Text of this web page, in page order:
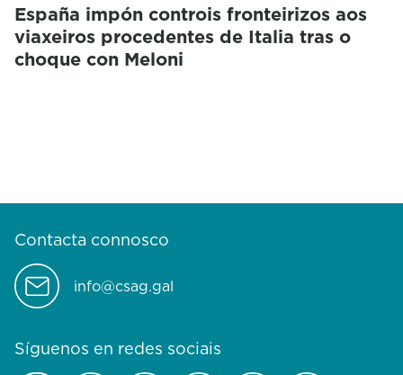
España impón controis fronteirizos aos
viaxeiros procedentes de Italia tras o
choque con Meloni
Contacta connosco
info@csag.gal
Síguenos en redes sociais